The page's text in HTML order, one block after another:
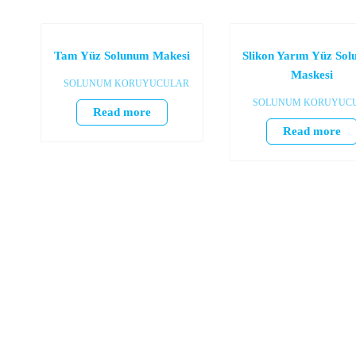
Tam Yüz Solunum Makesi
SOLUNUM KORUYUCULAR
Read more
Slikon Yarım Yüz
Maskesi
SOLUNUM
Read more